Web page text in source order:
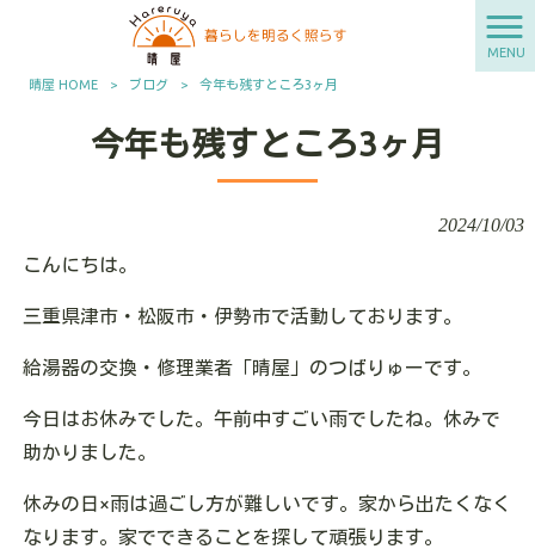
MENU
晴屋 HOME > ブログ > 今年も残すところ3ヶ月
今年も残すところ3ヶ月
2024/10/03
こんにちは。
三重県津市・松阪市・伊勢市で活動しております。
給湯器の交換・修理業者「晴屋」のつばりゅーです。
今日はお休みでした。午前中すごい雨でしたね。休みで
助かりました。
休みの日×雨は過ごし方が難しいです。家から出たくなく
なります。家でできることを探して頑張ります。